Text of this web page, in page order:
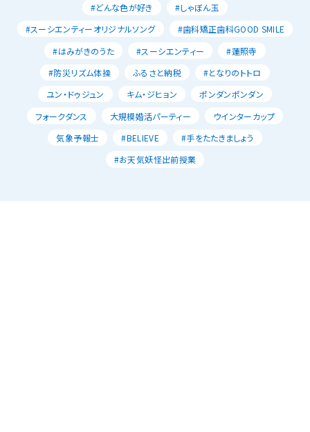
#どんな色が好き
#しゃぼん玉
#スーシエンティーオリジナルソング
#歯科矯正歯科GOOD SMILE
#はみがきのうた
#スーシエンティー
#蓮照寺
#防災リズム体操
ふるさと納税
#となりのトトロ
ユン・ドゥジュン
キム・ジヒョン
ポンダンポンダン
フォークダンス
大規模婚活パーティー
ウインターカップ
気象予報士
#BELIEVE
#手をたたきましょう
#お天気妖怪出前授業